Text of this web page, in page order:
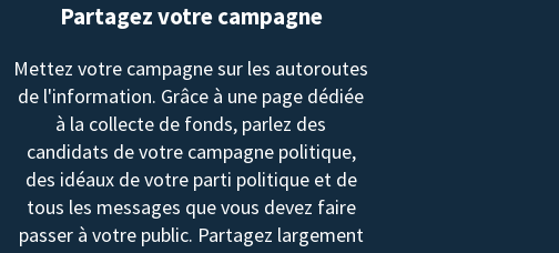
Partagez votre campagne
Mettez votre campagne sur les autoroutes
de l'information. Grâce à une page dédiée
à la collecte de fonds, parlez des
candidats de votre campagne politique,
des idéaux de votre parti politique et de
tous les messages que vous devez faire
passer à votre public. Partagez largement